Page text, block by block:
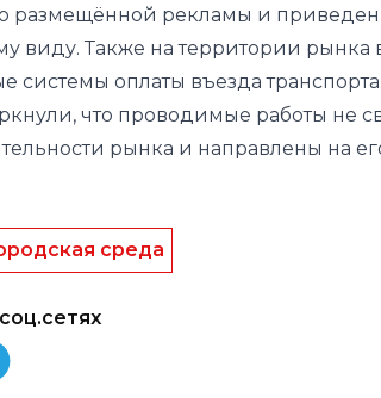
размещённой рекламы и
виду. Также на территории рынка
системы оплаты въезда транспорта.
что проводимые работы не
рынка и направлены на
среда